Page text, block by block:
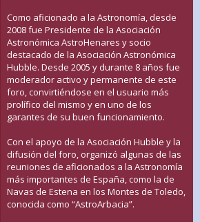
Como aficionado a la Astronomía, desde
2008 fue Presidente de la Asociación
Astronómica AstroHenares y socio
destacado de la Asociación Astronómica
Hubble. Desde 2005 y durante 8 años fue
moderador activo y permanente de este
foro, convirtiéndose en el usuario más
prolífico del mismo y en uno de los
garantes de su buen funcionamiento.
Con el apoyo de la Asociación Hubble y la
difusión del foro, organizó algunas de las
reuniones de aficionados a la Astronomía
más importantes de España, como la de
Navas de Estena en los Montes de Toledo,
conocida como “AstroArbacia”.